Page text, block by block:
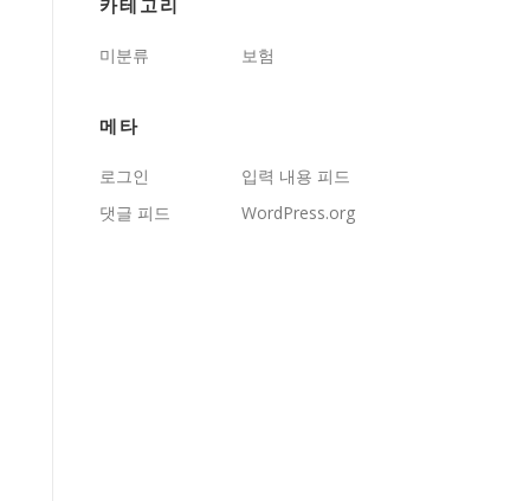
카테고리
미분류 보험
메타
로그인
입력 내용 피드
댓글 피드
WordPress.org